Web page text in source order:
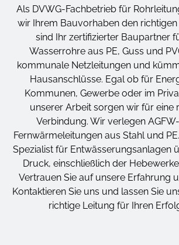
Als DVWG-Fachbetrieb für
wir Ihrem Bauvorhaben den
sind Ihr zertifizierter Baupartner
Wasserrohre aus PE, Guss und
kommunale Netzleitungen und
Hausanschlüsse. Egal ob für
Kommunen, Gewerbe oder im
unserer Arbeit sorgen wir für eine
Verbindung. Wir verlegen
Fernwärmeleitungen aus Stahl und
Spezialist für Entwässerungsanlagen
Druck, einschließlich der
Vertrauen Sie auf unsere Erfahrung
Kontaktieren Sie uns und lassen Sie
richtige Leitung für Ihren